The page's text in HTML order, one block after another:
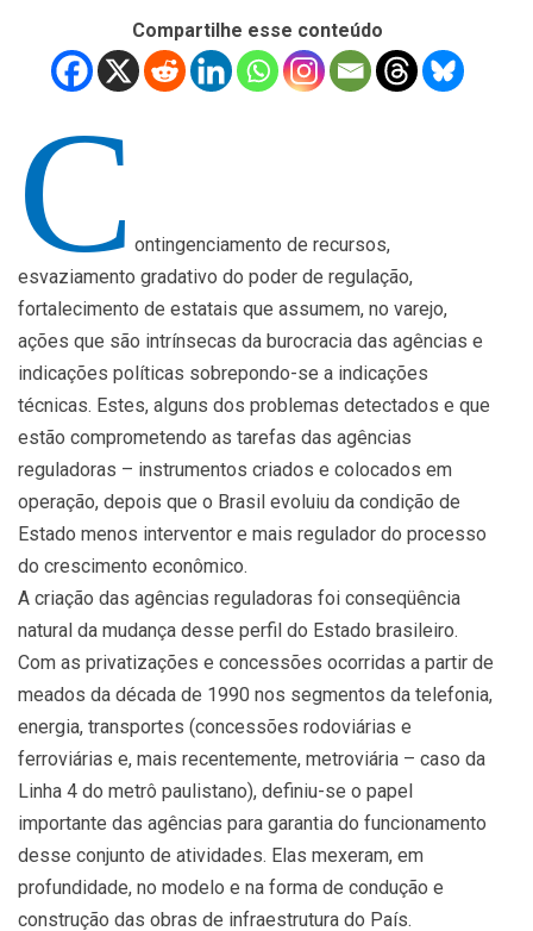
Compartilhe esse conteúdo
C ontingenciamento de recursos,
esvaziamento gradativo do poder de regulação,
fortalecimento de estatais que assumem, no varejo,
ações que são intrínsecas da burocracia das agências e
indicações políticas sobrepondo-se a indicações
técnicas. Estes, alguns dos problemas detectados e que
estão comprometendo as tarefas das agências
reguladoras – instrumentos criados e colocados em
operação, depois que o Brasil evoluiu da condição de
Estado menos interventor e mais regulador do processo
do crescimento econômico.
A criação das agências reguladoras foi conseqüência
natural da mudança desse perfil do Estado brasileiro.
Com as privatizações e concessões ocorridas a partir de
meados da década de 1990 nos segmentos da telefonia,
energia, transportes (concessões rodoviárias e
ferroviárias e, mais recentemente, metroviária – caso da
Linha 4 do metrô paulistano), definiu-se o papel
importante das agências para garantia do funcionamento
desse conjunto de atividades. Elas mexeram, em
profundidade, no modelo e na forma de condução e
construção das obras de infraestrutura do País.